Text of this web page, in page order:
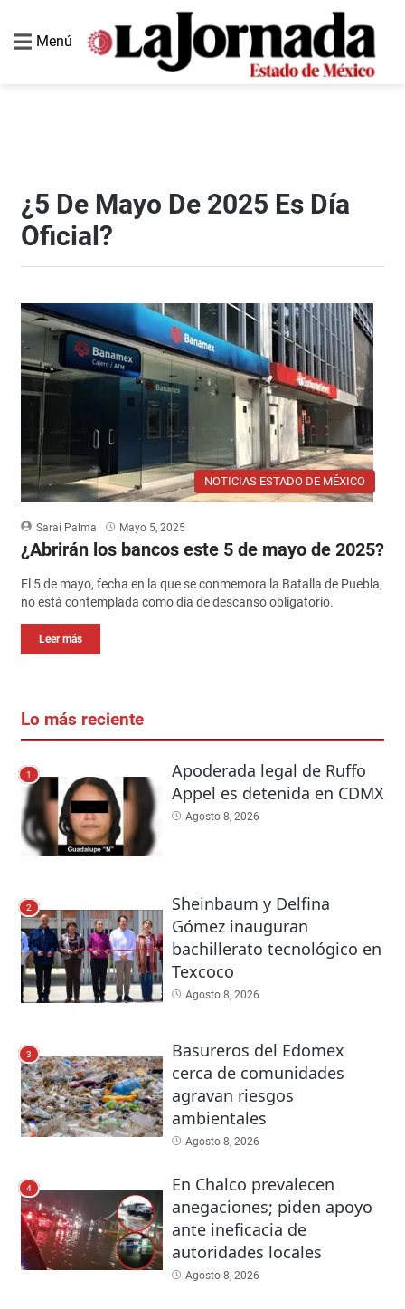
Menú
¿5 De Mayo De 2025 Es Día
Oficial?
NOTICIAS ESTADO DE MÉXICO
Sarai Palma Mayo 5, 2025
¿Abrirán los bancos este 5 de mayo de 2025?
El 5 de mayo, fecha en la que se conmemora la Batalla de Puebla,
no está contemplada como día de descanso obligatorio.
Leer más
Lo más reciente
1
Apoderada legal de Ruffo
Appel es detenida en CDMX
Agosto 8, 2026
2
Sheinbaum y Delfina
Gómez inauguran
bachillerato tecnológico en
Texcoco
Agosto 8, 2026
3
Basureros del Edomex
cerca de comunidades
agravan riesgos
ambientales
Agosto 8, 2026
4
En Chalco prevalecen
anegaciones; piden apoyo
ante ineficacia de
autoridades locales
Agosto 8, 2026